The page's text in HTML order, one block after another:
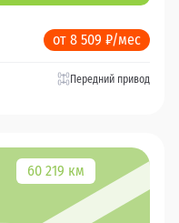
от 8 509 ₽/мес
Передний привод
60 219 км